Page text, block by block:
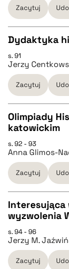
BIBTEX
pobierz cytat
Zacytuj
CZYSTY
pobierz cytat
BIBTEX
pobierz cytat
Dydaktyka
s. 91
Jerzy
Zacytuj
pobierz cytat
BIBTEX
Olimpiady
katowickim
s. 92 - 93
Anna Glimos-
Zacytuj
CZYSTY TEKST
pobierz cytat
Interesująca
wyzwolenia
s. 94 - 96
Jerzy M.
Zacytuj